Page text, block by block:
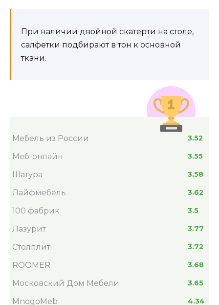
При наличии двойной скатерти на столе,
салфетки подбирают в тон к основной
ткани.
Мебель из России 3.52
Меб-онлайн 3.55
Шатура 3.58
Лайфмебель 3.62
100 фабрик 3.5
Лазурит 3.77
Столплит 3.72
ROOMER 3.68
Московский Дом Мебели 3.65
MnogoMeb 4.34